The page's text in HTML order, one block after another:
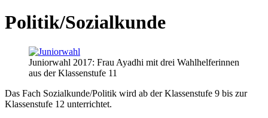
Politik/Sozialkunde
Juniorwahl 2017: Frau Ayadhi mit drei Wahlhelferinnen
aus der Klassenstufe 11
Das Fach Sozialkunde/Politik wird ab der Klassenstufe 9 bis zur
Klassenstufe 12 unterrichtet.